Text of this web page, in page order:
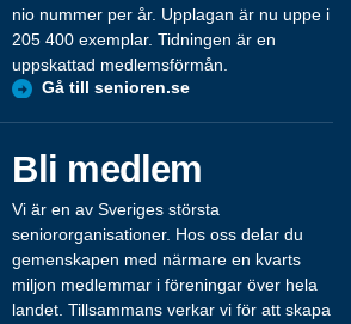
nio nummer per år. Upplagan är nu uppe i
205 400 exemplar. Tidningen är en
uppskattad medlemsförmån.
Gå till senioren.se
Bli medlem
Vi är en av Sveriges största
seniororganisationer. Hos oss delar du
gemenskapen med närmare en kvarts
miljon medlemmar i föreningar över hela
landet. Tillsammans verkar vi för att skapa